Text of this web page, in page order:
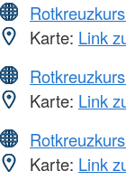
Karte: Link
Karte: Link
Karte: Link